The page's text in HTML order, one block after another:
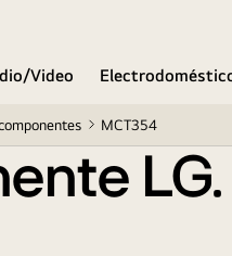
Video
MCT354
un sonido diferente